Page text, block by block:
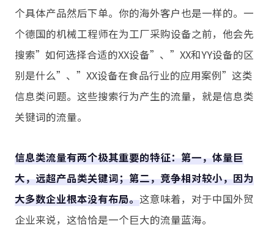
个具体产品然后下单。你的海外客户也是一样的。一
个德国的机械工程师在为工厂采购设备之前，他会先
搜索”如何选择合适的XX设备”、”XX和YY设备的区
别是什么”、”XX设备在食品行业的应用案例”这类
信息类问题。这些搜索行为产生的流量，就是信息类
关键词的流量。
信息类流量有两个极其重要的特征：第一，体量巨
大，远超产品类关键词；第二，竞争相对较小，因为
大多数企业根本没有布局。这意味着，对于中国外贸
企业来说，这恰恰是一个巨大的流量蓝海。